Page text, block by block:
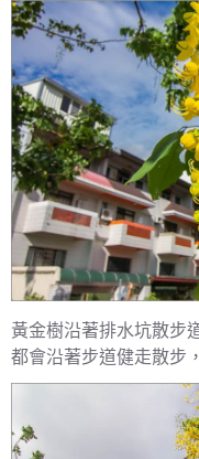
黃金樹沿著排水坑散步
都會沿著步道健走散步